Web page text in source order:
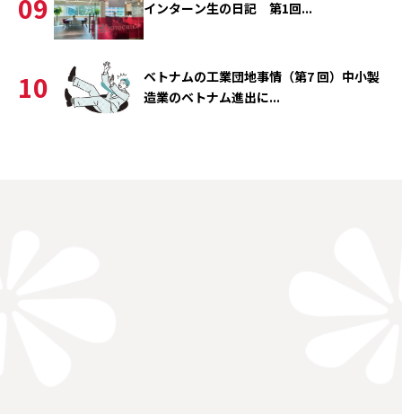
09 インターン生の日記 第1回...
10
ベトナムの工業団地事情（第7 回）中小製
造業のベトナム進出に...